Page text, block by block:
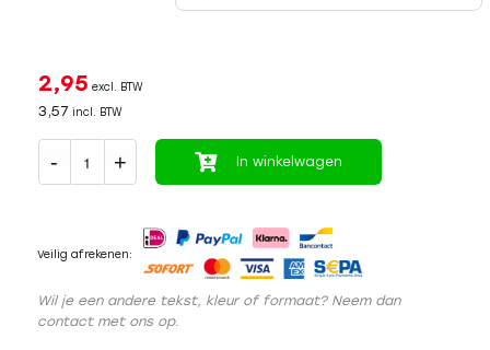
2,95 excl. BTW
3,57 incl. BTW
In winkelwagen
Veilig afrekenen:
Wil je een andere tekst, kleur of formaat? Neem dan
contact met ons op.